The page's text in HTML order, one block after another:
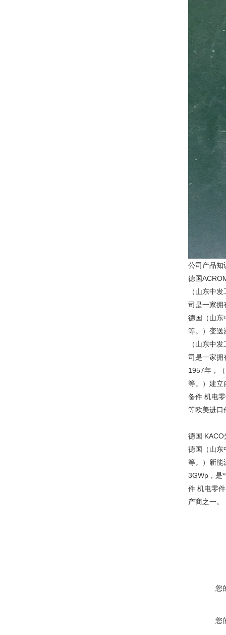
公司产品知
德国
（山东中
司是一家拥
德国（山东
等。）变送
（山东中
司是一家拥
1957年，
等。）建立
备件 机电
等欧美进口
德国 KACO
德国（山东
等。）新能
3GWp，是
件 机电零
产商之一。
您
您